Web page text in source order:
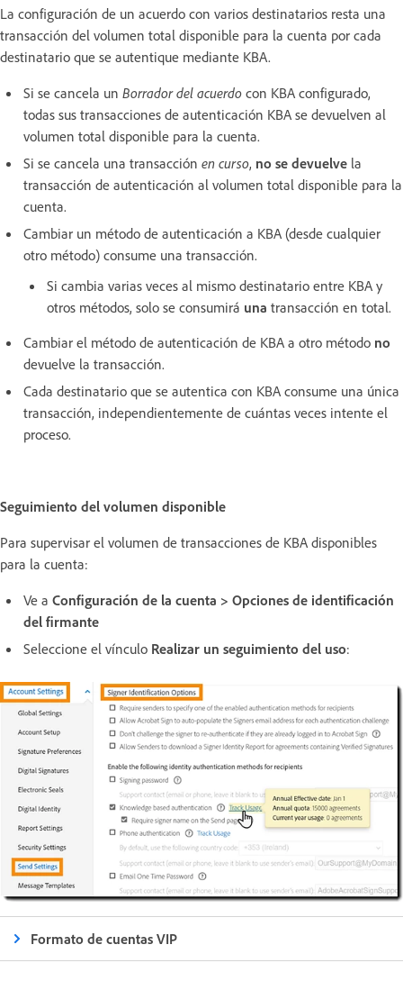
La configuración de un acuerdo con varios destinatarios resta una
transacción del volumen total disponible para la cuenta por cada
destinatario que se autentique mediante KBA.
Si se cancela un Borrador del acuerdo con KBA configurado,
todas sus transacciones de autenticación KBA se devuelven al
volumen total disponible para la cuenta.
Si se cancela una transacción en curso, no se devuelve la
transacción de autenticación al volumen total disponible para la
cuenta.
Cambiar un método de autenticación a KBA (desde cualquier
otro método) consume una transacción.
Si cambia varias veces al mismo destinatario entre KBA y
otros métodos, solo se consumirá una transacción en total.
Cambiar el método de autenticación de KBA a otro método no
devuelve la transacción.
Cada destinatario que se autentica con KBA consume una única
transacción, independientemente de cuántas veces intente el
proceso.
Seguimiento del volumen disponible
Para supervisar el volumen de transacciones de KBA disponibles
para la cuenta:
Ve a Configuración de la cuenta > Opciones de identificación
del firmante
Seleccione el vínculo Realizar un seguimiento del uso:
Formato de cuentas VIP